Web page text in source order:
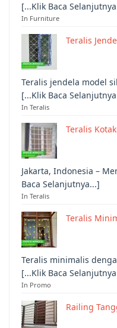
[...Klik Baca
In Furniture
Teralis
Teralis jendela model
[...Klik Baca
In Teralis
Teralis
Jakarta, Indonesia –
Baca Selanjutnya...]
In Teralis
Teralis
Teralis minimalis
[...Klik Baca
In Promo
Railing